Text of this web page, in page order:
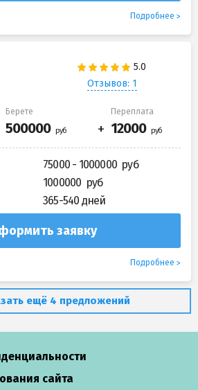
Подробнее
Отзывов: 1
Берете Переплата
75000 - 1000000
1000000
365-540 дней
заявку
Подробнее
ещё 4 предложений
сайта